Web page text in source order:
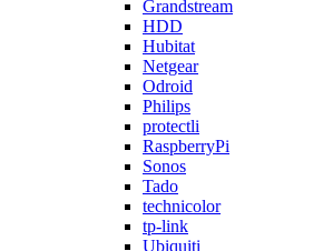
Grandstream
HDD
Hubitat
Netgear
Odroid
Philips
protectli
RaspberryPi
Sonos
Tado
technicolor
tp-link
Ubiquiti